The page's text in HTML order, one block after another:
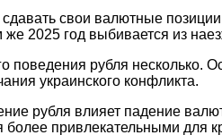
сдавать свои валютные
2025 год выбивается из
поведения рубля
украинского конфликта.
рубля влияет падение
более привлекательными для